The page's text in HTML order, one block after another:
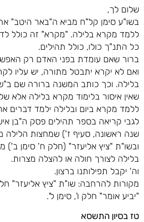
שלום לך,
בשו"ע סימן קל"ח מביא ה"באר היטב"
ללמד מקרא בלילה. "מקרא" זה כולל
כל התנ"ך כולו, כולל תהילים.
ברור שאם עומדת בפני האדם רק
ואם לא יקרא יתבטל מתורה, יש עליו
בלילה. וכך כותב המשנה ברורה שם
שאין איסור בלימוד מקרא בלילה אלא
ללמד מקרא ביום ובלילה ילמד דברים
לגבי קריאה בספר תהילים פסק ה"בן
שנה ראשונה, סעיף ז') שמחצות הלילה
ובשו"ת "ציץ אליעזר" (חלק ח' סימן ב')
בלילה לצורך חולה או להצלה מצרות.
וה' יקבל תפילותנו ברצון.
מקורות להרחבה: שו"ת "ציץ אליעזר"
"יביע אומר" חלק ו', סימן ל'.
טז בסיון התשסא